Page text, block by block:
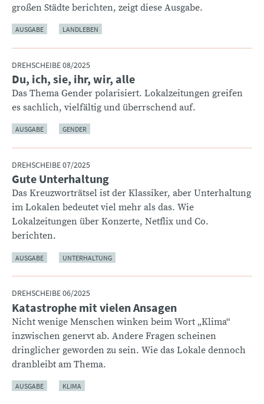
großen Städte berichten, zeigt diese Ausgabe.
AUSGABE LANDLEBEN
DREHSCHEIBE 08/2025
:Du, ich, sie, ihr, wir, alle
Das Thema Gender polarisiert. Lokalzeitungen greifen
es sachlich, vielfältig und überrschend auf.
AUSGABE GENDER
DREHSCHEIBE 07/2025
:Gute Unterhaltung
Das Kreuzworträtsel ist der Klassiker, aber Unterhaltung
im Lokalen bedeutet viel mehr als das. Wie
Lokalzeitungen über Konzerte, Netflix und Co.
berichten.
AUSGABE UNTERHALTUNG
DREHSCHEIBE 06/2025
:Katastrophe mit vielen Ansagen
Nicht wenige Menschen winken beim Wort „Klima“
inzwischen genervt ab. Andere Fragen scheinen
dringlicher geworden zu sein. Wie das Lokale dennoch
dranbleibt am Thema.
AUSGABE KLIMA